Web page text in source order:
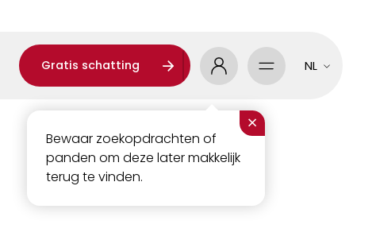
Gratis schatting
×
Bewaar zoekopdrachten of
panden om deze later makkelijk
terug te vinden.
NL